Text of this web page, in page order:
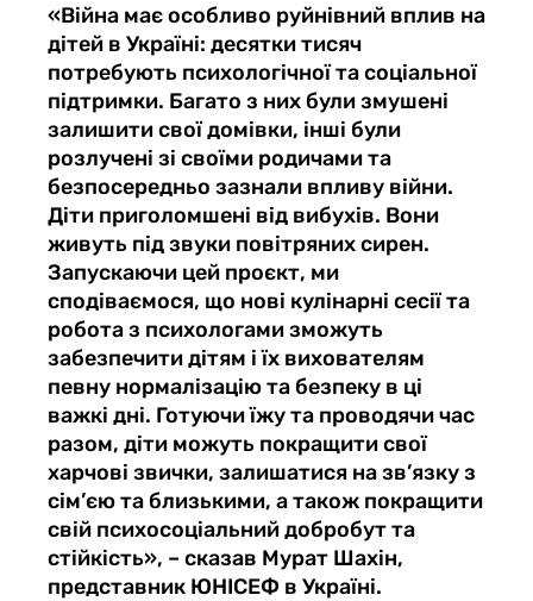
«Війна має особливо руйнівний вплив на
дітей в Україні: десятки тисяч
потребують психологічної та соціальної
підтримки. Багато з них були змушені
залишити свої домівки, інші були
розлучені зі своїми родичами та
безпосередньо зазнали впливу війни.
Діти приголомшені від вибухів. Вони
живуть під звуки повітряних сирен.
Запускаючи цей проєкт, ми
сподіваємося, що нові кулінарні сесії та
робота з психологами зможуть
забезпечити дітям і їх вихователям
певну нормалізацію та безпеку в ці
важкі дні. Готуючи їжу та проводячи час
разом, діти можуть покращити свої
харчові звички, залишатися на зв’язку з
сім’єю та близькими, а також покращити
свій психосоціальний добробут та
стійкість», – сказав Мурат Шахін,
представник ЮНІСЕФ в Україні.